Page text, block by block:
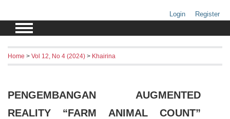
Login Register
Home > Vol 12, No 4 (2024) > Khairina
PENGEMBANGAN AUGMENTED
REALITY “FARM ANIMAL COUNT”